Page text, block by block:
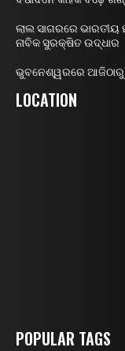
ଲାଲ ସାଗରରେ ଭାରତୀୟ
ନାବିକ ସୁରକ୍ଷିତ ଉଦ୍ଧାର
ଭୁବନେଶ୍ୱରରେ ଆଜିଠାରୁ
LOCATION
POPULAR TAGS